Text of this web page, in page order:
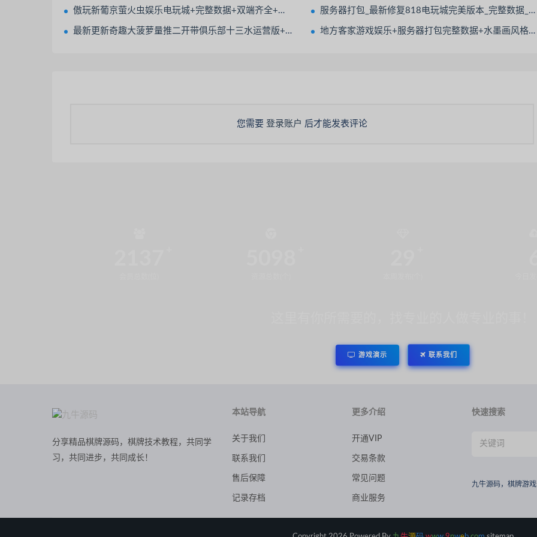
傲玩新葡京萤火虫娱乐电玩城+完整数据+双端齐全+服务器打包 服务器打包_最新修复818电玩城完美版本_完整数据_无授权
最新更新奇趣大菠萝量推二开带俱乐部十三水运营版+双端app+数据库服务器打包 地方客家游戏娱乐+服务器打包完整数据+水墨画风格的地方棋牌/凤凰茶馆/饶客汇
您需要 登录账户 后才能发表评论
游戏演示 联系我们
分享精品棋牌源码，棋牌技术教程，共同学
习，共同进步，共同成长！
本站导航
关于我们
联系我们
售后保障
记录存档
更多介绍
开通VIP
交易条款
常见问题
商业服务
快速搜索
九牛源码，棋牌游